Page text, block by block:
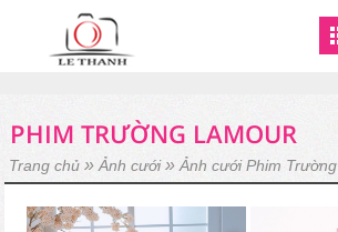
PHIM TRƯỜNG LAMOUR
Trang chủ » Ảnh cưới » Ảnh cưới Phim Trường